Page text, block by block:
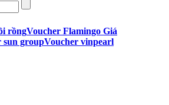
rồngVoucher Flamingo Giá
sun groupVoucher vinpearl